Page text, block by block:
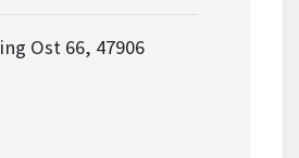
Ost 66, 47906